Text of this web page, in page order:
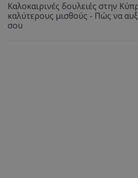
Καλοκαιρινές δουλειές στην
καλύτερους μισθούς - Πώς να
σου